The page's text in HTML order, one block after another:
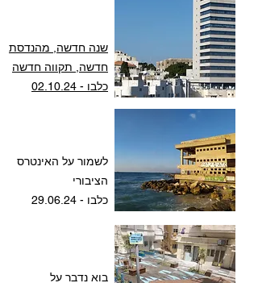
שנה חדשה, מהנדסת
חדשה, תקווה חדשה
כלבו - 02.10.24
לשמור על האינטרס
הציבורי
כלבו - 29.06.24
בוא נדבר על